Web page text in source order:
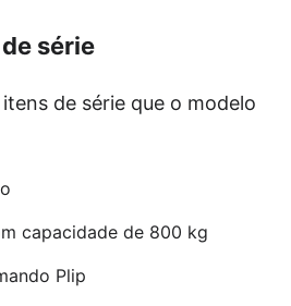
série
de série que o modelo
capacidade de 800 kg
Plip